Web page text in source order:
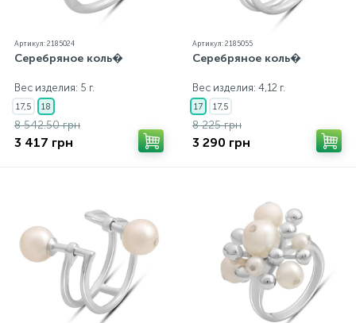
Артикул: 2185024
Серебряное коль�
Вес изделия: 5 г.
17,5 18
8 542.50 грн
3 417 грн
Артикул: 2185055
Серебряное коль�
Вес изделия: 4,12 г.
17 17,5
8 225 грн
3 290 грн